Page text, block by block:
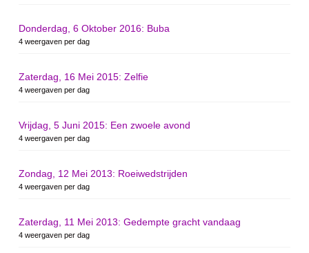
Donderdag, 6 Oktober 2016: Buba
4 weergaven per dag
Zaterdag, 16 Mei 2015: Zelfie
4 weergaven per dag
Vrijdag, 5 Juni 2015: Een zwoele avond
4 weergaven per dag
Zondag, 12 Mei 2013: Roeiwedstrijden
4 weergaven per dag
Zaterdag, 11 Mei 2013: Gedempte gracht vandaag
4 weergaven per dag